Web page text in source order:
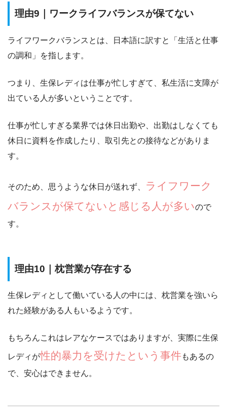
理由9｜ワークライフバランスが保てない
ライフワークバランスとは、日本語に訳すと「生活と仕事
の調和」を指します。
つまり、 生保レディは仕事が忙しすぎて、私生活に支障が
出ている人が多いということです。
仕事が忙しすぎる業界では休日出勤や、出勤はしなくても
休日に資料を作成したり、取引先との接待などがありま
す。
そのため、思うような休日が送れず、
ライフワーク
バランスが保てないと感じる人が多いので
す。
理由10｜枕営業が存在する
生保レディとして働いている人の中には、 枕営業を強いら
れた経験がある人もいる ようです。
もちろんこれはレアなケースではありますが、実際に生保
レディが性的暴力を受けたという事件もあるの
で、安心はできません。